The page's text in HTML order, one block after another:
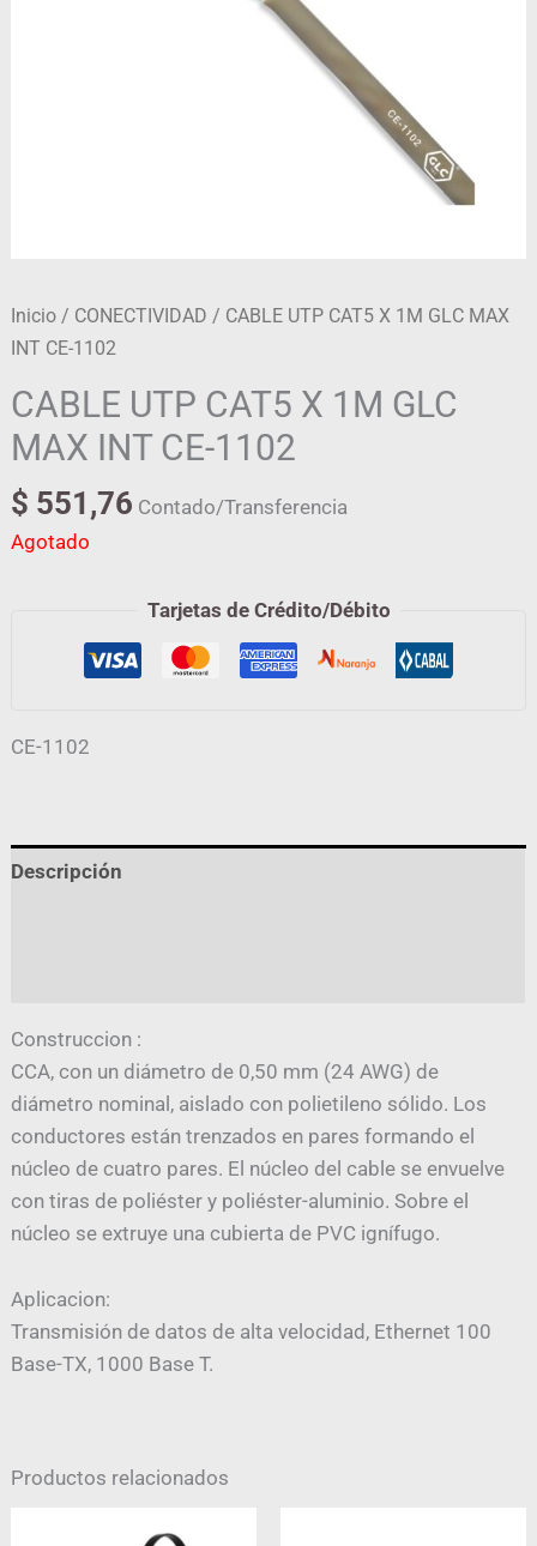
Inicio / CONECTIVIDAD / CABLE UTP CAT5 X 1M GLC MAX
INT CE-1102
CABLE UTP CAT5 X 1M GLC
MAX INT CE-1102
$ 551,76 Contado/Transferencia
Agotado
Tarjetas de Crédito/Débito
CE-1102
Descripción
Construccion :
CCA, con un diámetro de 0,50 mm (24 AWG) de
diámetro nominal, aislado con polietileno sólido. Los
conductores están trenzados en pares formando el
núcleo de cuatro pares. El núcleo del cable se envuelve
con tiras de poliéster y poliéster-aluminio. Sobre el
núcleo se extruye una cubierta de PVC ignífugo.
Aplicacion:
Transmisión de datos de alta velocidad, Ethernet 100
Base-TX, 1000 Base T.
Productos relacionados